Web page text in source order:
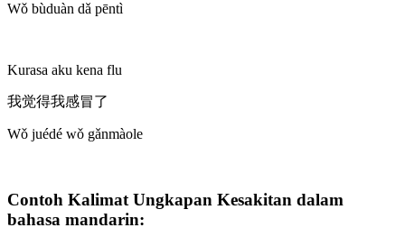
Wǒ bùduàn dǎ pēntì
Kurasa aku kena flu
我觉得我感冒了
Wǒ juédé wǒ gǎnmàole
Contoh Kalimat Ungkapan Kesakitan dalam
bahasa mandarin: